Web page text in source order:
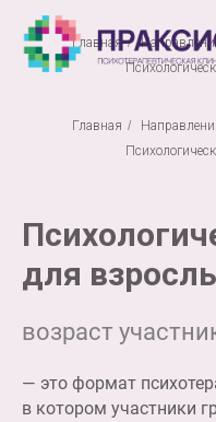
Главная /
Главная /
для
возраст
— это формат
в котором участники